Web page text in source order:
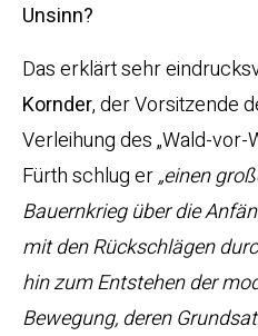
Unsinn?
Das erklärt sehr
Kornder, der Vorsitzende
Verleihung des „Wald-vor-
Fürth schlug er„einen
Bauernkrieg über die
mit den Rückschlägen
hin zum Entstehen der
Bewegung, deren